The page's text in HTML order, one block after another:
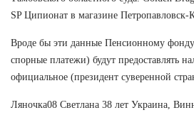
SP Ципионат в магазине Петропавловск-
Вроде бы эти данные Пенсионному
спорные платежи) будут предоставлять
официальное (президент суверенной
Ляночка08 Светлана 38 лет Украина,